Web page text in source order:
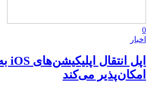
0
اخبار
امکان‌پذیر می‌کند